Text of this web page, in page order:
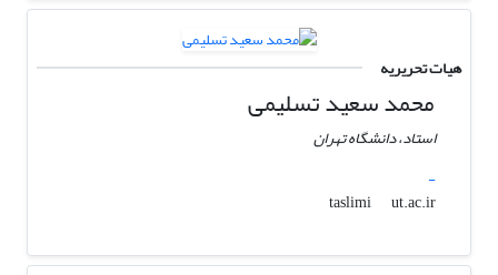
هیات تحریریه
محمد سعید تسلیمی
استاد، دانشگاه تهران
-
taslimi
ut.ac.ir